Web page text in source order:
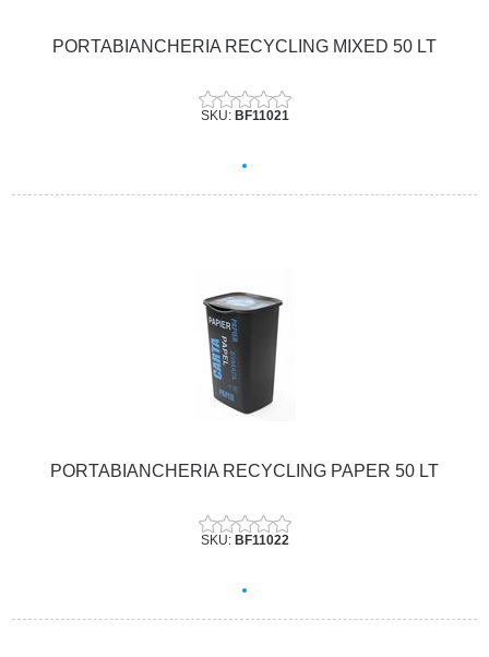
PORTABIANCHERIA RECYCLING MIXED 50 LT
SKU: BF11021
PORTABIANCHERIA RECYCLING PAPER 50 LT
SKU: BF11022